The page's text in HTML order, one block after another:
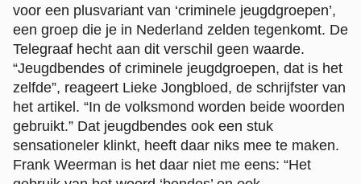
voor een plusvariant van ‘criminele jeugdgroepen’,
een groep die je in Nederland zelden tegenkomt. De
Telegraaf hecht aan dit verschil geen waarde.
“Jeugdbendes of criminele jeugdgroepen, dat is het
zelfde”, reageert Lieke Jongbloed, de schrijfster van
het artikel. “In de volksmond worden beide woorden
gebruikt.” Dat jeugdbendes ook een stuk
sensationeler klinkt, heeft daar niks mee te maken.
Frank Weerman is het daar niet me eens: “Het